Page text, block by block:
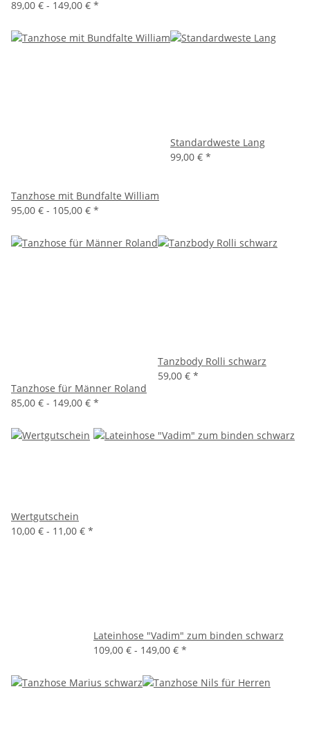
89,00 € - 149,00 € *
Tanzhose mit Bundfalte William
95,00 € - 105,00 € *
Standardweste Lang
99,00 € *
Tanzhose für Männer Roland
85,00 € - 149,00 € *
Tanzbody Rolli schwarz
59,00 € *
Wertgutschein
10,00 € - 11,00 € *
Lateinhose "Vadim" zum binden schwarz
109,00 € - 149,00 € *